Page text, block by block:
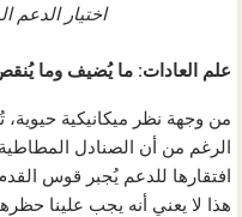
اختيار الدعم
علم العادات: ما يُضيف وما
من وجهة نظر ميكانيكية حيوية،
الرغم من أن الصنادل المطاطية
افتقارها للدعم يُجبر قوس
هذا لا يعني أنه يجب علينا